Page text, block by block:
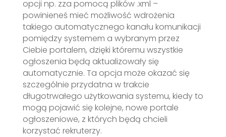
opcji np. zza pomocą plików .xml –
powinieneś mieć możliwość wdrożenia
takiego automatycznego kanału komunikacji
pomiędzy systemem a wybranym przez
Ciebie portalem, dzięki któremu wszystkie
ogłoszenia będą aktualizowały się
automatycznie. Ta opcja może okazać się
szczególnie przydatna w trakcie
długotrwałego użytkowania systemu, kiedy to
mogą pojawić się kolejne, nowe portale
ogłoszeniowe, z których będą chcieli
korzystać rekruterzy.